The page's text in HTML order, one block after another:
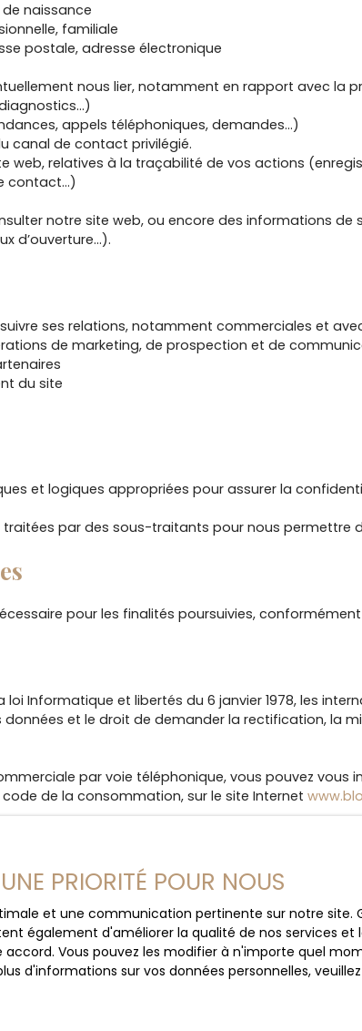
naissance
familiale
postale, adresse électronique
nous lier, notamment en rapport avec la
appels téléphoniques, demandes…)
canal de contact privilégié.
relatives à la traçabilité de vos actions
contact…)
notre site web, ou encore des informations de
d’ouverture…).
ses relations, notamment commerciales et
de marketing, de prospection et de
du site
et logiques appropriées pour assurer la
par des sous-traitants pour nous permettre
pour les finalités poursuivies,
Informatique et libertés du 6 janvier 1978, les
données et le droit de demander la rectification, la
par voie téléphonique, vous pouvez vous
de la consommation, sur le site Internet
à votre appareil peuvent être enregistrées dans
principalement, à optimiser votre utilisation du
PRIORITÉ POUR NOUS
et une communication pertinente sur notre site.
également d'améliorer la qualité de nos services
Vous pouvez les modifier à n'importe quel
d'informations sur vos données personnelles,